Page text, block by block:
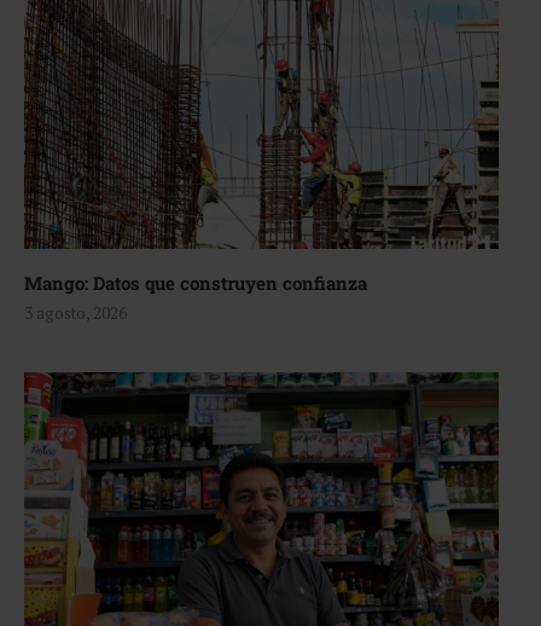
Mango: Datos que construyen confianza
3 agosto, 2026